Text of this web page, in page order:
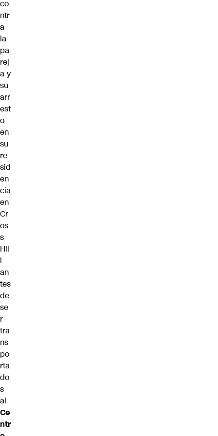
co
ntr
a
la
pa
rej
a y
su
arr
est
o
en
su
re
sid
en
cia
en
Cr
os
s
Hil
l
an
tes
de
se
r
tra
ns
po
rta
do
s
al
Ce
ntr